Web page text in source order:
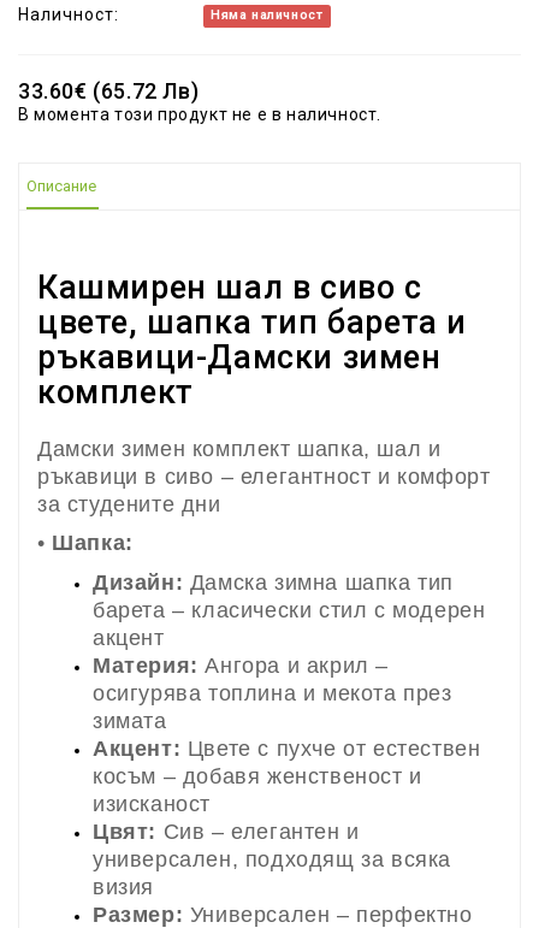
Наличност:
Няма наличност
33.60€ (65.72 Лв)
В момента този продукт не е в наличност.
Описание
Кашмирен шал в сиво с
цвете, шапка тип барета и
ръкавици-Дамски зимен
комплект
Дамски зимен комплект шапка, шал и
ръкавици в сиво – елегантност и комфорт
за студените дни
• Шапка:
Дизайн: Дамска зимна шапка тип
барета – класически стил с модерен
акцент
Материя: Ангора и акрил –
осигурява топлина и мекота през
зимата
Акцент: Цвете с пухче от естествен
косъм – добавя женственост и
изисканост
Цвят: Сив – елегантен и
универсален, подходящ за всяка
визия
Размер: Универсален – перфектно